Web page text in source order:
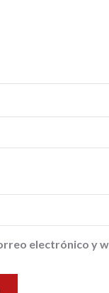
electrónico y